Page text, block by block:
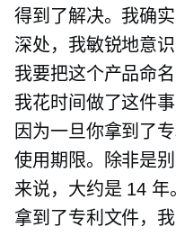
得到了解决。我确
深处，我敏锐地意
我要把这个产品命
我花时间做了这件
因为一旦你拿到了
使用期限。除非是
来说，大约是 14
拿到了专利文件，